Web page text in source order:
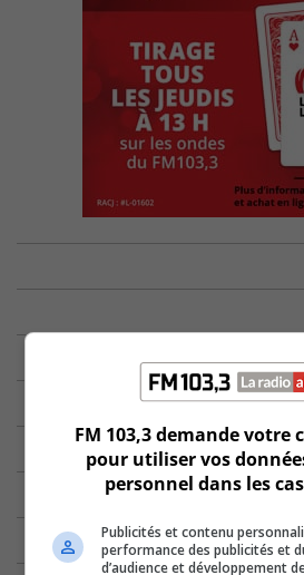
FM 103,3 demande votre
pour utiliser vos
personnel dans les
Publicités et contenu
performance des publicités et
d’audience et développement